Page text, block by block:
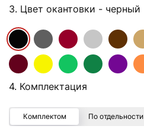
3. Цвет окантовки - черный
4. Комплектация
Комплектом По отдельности